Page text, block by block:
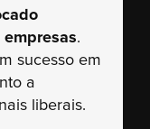
.
sucesso em
a
liberais.